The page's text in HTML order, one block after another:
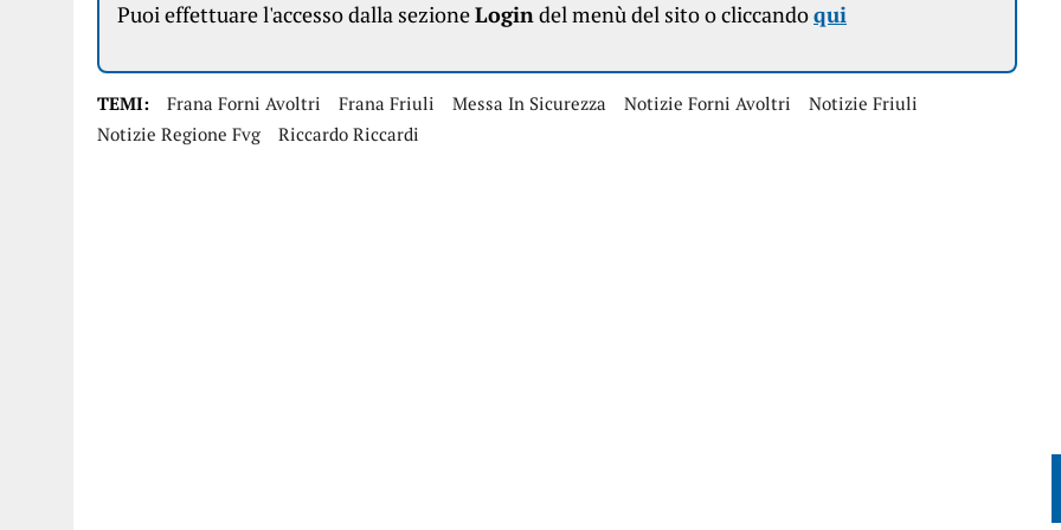
Puoi effettuare l'accesso dalla sezioneLogindel menù del sito o cliccandoqui
TEMI: Frana Forni Avoltri Frana Friuli Messa In Sicurezza Notizie Forni Avoltri
Notizie Friuli
Notizie Regione Fvg
Riccardo Riccardi